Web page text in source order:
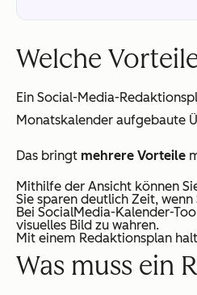
Welche
Ein Social-Media-
Monatskalender aufgebaute
Das bringt mehrere Vorteile
Mithilfe der Ansicht können
Sie sparen deutlich Zeit,
Bei SocialMedia-Kalender-
visuelles Bild zu wahren.
Mit einem Redaktionsplan
Was muss ein